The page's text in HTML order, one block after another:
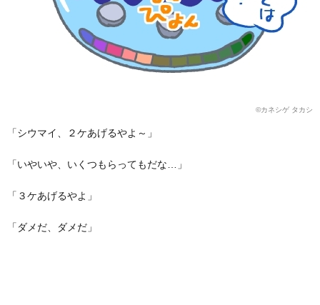
©カネシゲ タカシ
「シウマイ、２ケあげるやよ～」
「いやいや、いくつもらってもだな…」
「３ケあげるやよ」
「ダメだ、ダメだ」